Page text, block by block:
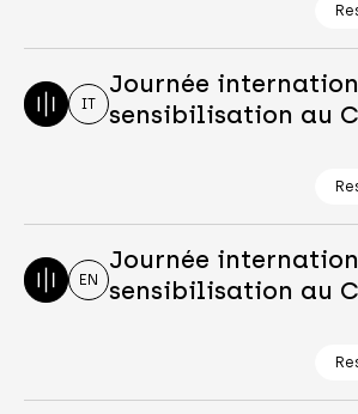
IT
Journée
sensibilisation au
EN
Journée
sensibilisation au